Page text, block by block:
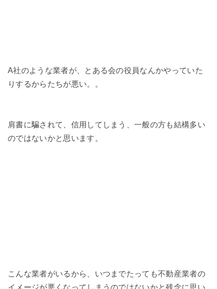
A社のような業者が、とある会の役員なんかやっていた
りするからたちが悪い。。
肩書に騙されて、信用してしまう、一般の方も結構多い
のではないかと思います。
こんな業者がいるから、いつまでたっても不動産業者の
イメージが悪くなってしまうのではないかと残念に思い